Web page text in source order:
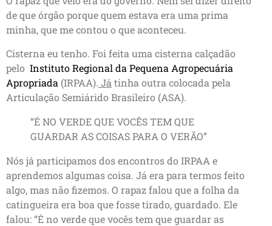
de que órgão porque quem estava era uma prima
minha, que me contou o que aconteceu.
Cisterna eu tenho. Foi feita uma cisterna calçadão
pelo Instituto Regional da Pequena Agropecuária
Apropriada (IRPAA). Já tinha outra colocada pela
Articulação Semiárido Brasileiro (ASA).
“É NO VERDE QUE VOCÊS TEM QUE
GUARDAR AS COISAS PARA O VERÃO”
Nós já participamos dos encontros do IRPAA e
aprendemos algumas coisa. Já era para termos feito
algo, mas não fizemos. O rapaz falou que a folha da
catingueira era boa que fosse tirado, guardado. Ele
falou: “É no verde que vocês tem que guardar as